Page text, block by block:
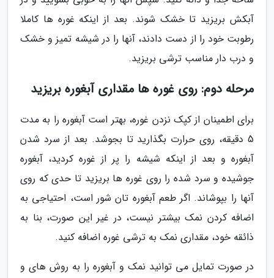
آبکش بریزید تا خشک شوند. بعد از اینکه غوره ها کاملا
رطوبت خود را از دست دادند، آنها را در شیشه تمیز و خشک
و درب دار مناسب ترشی بریزید.
مرحله دوم: روی غوره ها مقداری آبغوره بریزید
برای اطمینان از کپک نزدن غوره، بهتر است آبغوره را به مدت
5 دقیقه، روی حرارت بگذارید تا بجوشد. بعد از سرد شدن
آبغوره و بعد از اینکه شیشه را پر از غوره کردید، آبغوره
جوشیده و سرد شده را روی غوره ها بریزید تا حدی که روی
آنها را بپوشاند. اگر طعم آبغوره تان شور است، احتیاجی به
اضافه کردن نمک بیشتر نیست، در غیر این صورت، بنا به
ذائقه خود، مقداری نمک به ترشی غوره اضافه کنید.
در صورت تمایل می توانید نمک و آبغوره را به روش های و